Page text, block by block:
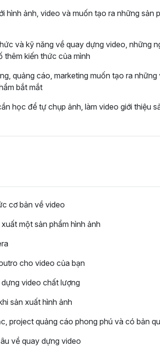
hình ảnh, video và muốn tạo ra những sản
và kỹ năng về quay dựng video, những
thêm kiến thức của mình
quảng cáo, marketing muốn tạo ra những
bắt mắt
học để tự chụp ảnh, làm video giới thiệu
cơ bản về video
một sản phẩm hình ảnh
cho video của bạn
video chất lượng
sản xuất hình ảnh
project quảng cáo phong phú và có bản
về quay dựng video